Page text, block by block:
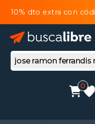
10% dto extra con
0